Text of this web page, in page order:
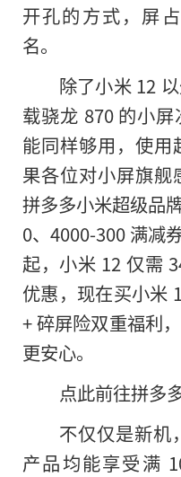
开孔的方式，屏
名。
除了小米 12
载骁龙 870 的小
能同样够用，使
果各位对小屏旗
拼多多小米超级品
0、4000-300 满减
起，小米 12 仅需
优惠，现在买小米
+ 碎屏险双重福利
更安心。
点此前往拼多
不仅仅是新机
产品均能享受满